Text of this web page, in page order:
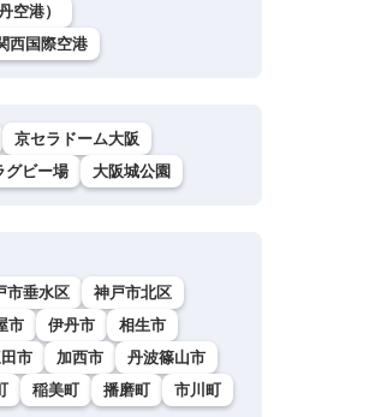
空港）
西国際空港
京セラドーム大阪
グビー場 大阪城公園
市垂水区
神戸市北区
市 伊丹市
相生市
市 加西市
丹波篠山市
稲美町 播磨町
市川町